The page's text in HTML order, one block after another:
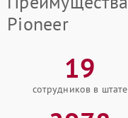
Pioneer
19
сотрудников в штате